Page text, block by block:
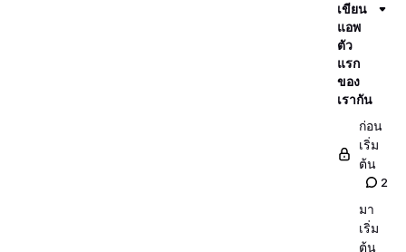
เขียน
แอพ
ตัว
แรก
ของ
เรากัน
ก่อน
เริ่ม
ต้น
2
มา
เริ่ม
ต้น